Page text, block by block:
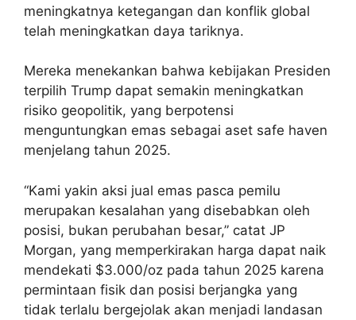
meningkatnya ketegangan dan konflik global
telah meningkatkan daya tariknya.
Mereka menekankan bahwa kebijakan Presiden
terpilih Trump dapat semakin meningkatkan
risiko geopolitik, yang berpotensi
menguntungkan emas sebagai aset safe haven
menjelang tahun 2025.
“Kami yakin aksi jual emas pasca pemilu
merupakan kesalahan yang disebabkan oleh
posisi, bukan perubahan besar,” catat JP
Morgan, yang memperkirakan harga dapat naik
mendekati $3.000/oz pada tahun 2025 karena
permintaan fisik dan posisi berjangka yang
tidak terlalu bergejolak akan menjadi landasan